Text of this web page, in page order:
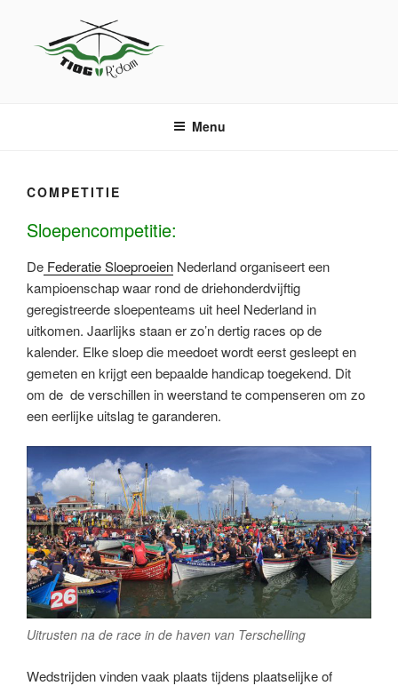
inhoud
Menu
COMPETITIE
Sloepencompetitie:
De Federatie Sloeproeien Nederland organiseert een
kampioenschap waar rond de driehonderdvijftig
geregistreerde sloepenteams uit heel Nederland in
uitkomen. Jaarlijks staan er zo’n dertig races op de
kalender. Elke sloep die meedoet wordt eerst gesleept en
gemeten en krijgt een bepaalde handicap toegekend. Dit
om de de verschillen in weerstand te compenseren om zo
een eerlijke uitslag te garanderen.
Uitrusten na de race in de haven van Terschelling
Wedstrijden vinden vaak plaats tijdens plaatselijke of